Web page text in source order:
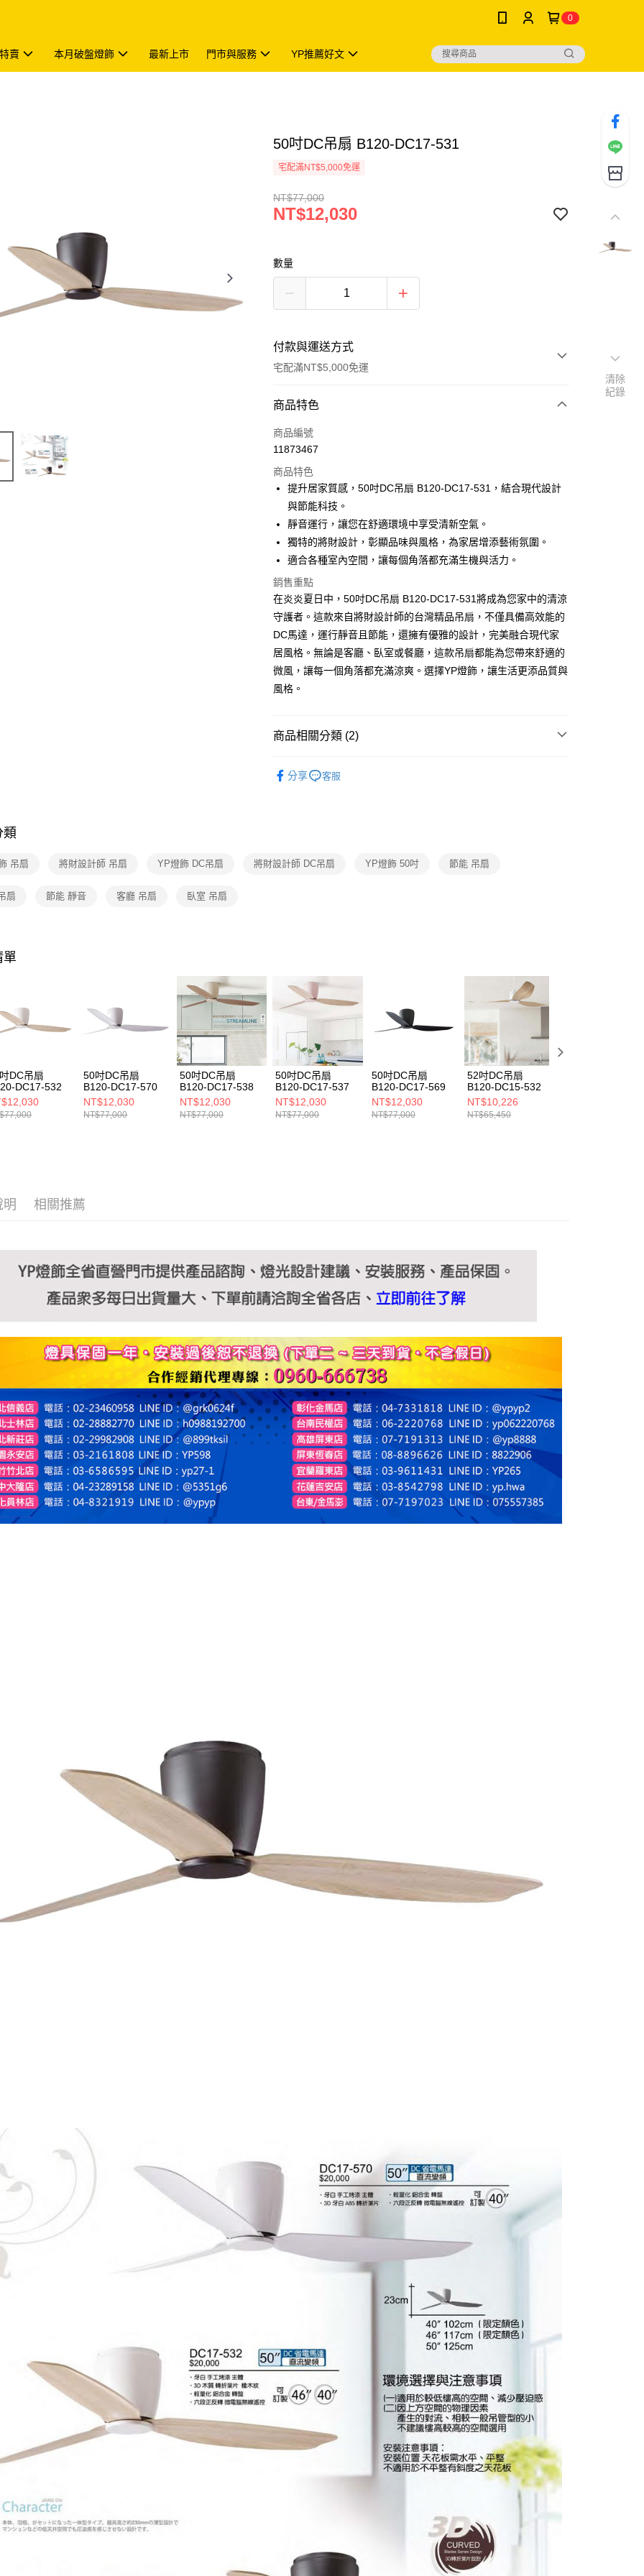
0
賣 本月破盤燈飾 最新上市 門市與服務 YP推薦好文
50吋DC吊扇 B120-DC17-531
宅配滿NT$5,000免運
NT$77,000
NT$12,030
數量
付款與運送方式
宅配滿NT$5,000免運
付款方式
信用卡一次付款
Apple Pay
街口支付
悠遊付
Google Pay
全盈+PAY
AFTEE先享後付
相關說明
【關於「AFTEE先享後付」】
AFTEE先享後付是「在收到商品之後才付款」的支付方式。 讓您購物簡單
便利好安心！
１．簡單：不需註冊會員、不需綁卡、不需儲值。
【「AFTEE先享後付」結帳流程】
２．訂單成立數日內，您將收到繳費通知簡訊。
是否繳費成功／繳費後需取消欲退款等相關疑問，請聯繫「AFTEE先享後
３．未成年的使用者請事先徵得法定代理人或監護人之同意方可使用
「AFTEE先享後付」，若未經同意申辦者引起之損失，本公司不負相關責
任。
４．使用「AFTEE先享後付」時，將依據個別帳號之用戶狀況，依本公司
即時審查核予不同之上限額度；若仍有額度不足之情形，本公司將視審查
結果請求用戶進行身份認證。
５．嚴禁一人註冊多個帳號或使用他人資訊註冊。若發現惡意使用之情
形，恩沛科技股份有限公司將有權停止該用戶之使用額度並採取法律行
動。
ATM付款
新竹貨運宅配
商品特色
商品編號
11873467
商品特色
提升居家質感，50吋DC吊扇 B120-DC17-531，結合現代設計
與節能科技。
靜音運行，讓您在舒適環境中享受清新空氣。
獨特的將財設計，彰顯品味與風格，為家居增添藝術氛圍。
適合各種室內空間，讓每個角落都充滿生機與活力。
銷售重點
在炎炎夏日中，50吋DC吊扇 B120-DC17-531將成為您家中的清涼
守護者。這款來自將財設計師的台灣精品吊扇，不僅具備高效能的
DC馬達，運行靜音且節能，還擁有優雅的設計，完美融合現代家
居風格。無論是客廳、臥室或餐廳，這款吊扇都能為您帶來舒適的
微風，讓每一個角落都充滿涼爽。選擇YP燈飾，讓生活更添品質與
風格。
商品相關分類 (2)
分享 客服
類
吊扇 將財設計師 吊扇 YP燈飾 DC吊扇 將財設計師 DC吊扇 YP燈飾 50吋 節能 吊扇
扇 節能 靜音 客廳 吊扇 臥室 吊扇
單
DC吊扇
DC17-532
50吋DC吊扇
B120-DC17-570
NT$12,030
NT$77,000
50吋DC吊扇
B120-DC17-538
NT$12,030
NT$77,000
50吋DC吊扇
B120-DC17-537
NT$12,030
NT$77,000
50吋DC吊扇
B120-DC17-569
NT$12,030
NT$77,000
52吋DC吊扇
B120-DC15-532
NT$10,226
NT$65,450
明 相關推薦
清除
紀錄